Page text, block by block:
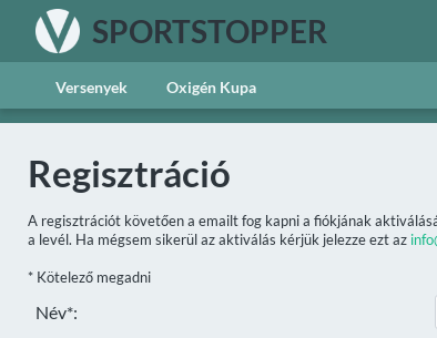
SPORTSTOPPER
Versenyek Oxigén Kupa
Regisztráció
A regisztrációt követően a emailt fog kapni a fiókjának
a levél. Ha mégsem sikerül az aktiválás kérjük jelezze ezt az
* Kötelező megadni
Név*: